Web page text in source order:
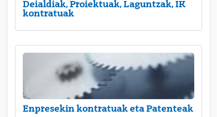
Deialdiak, Proiektuak, Laguntzak, IK
kontratuak
Enpresekin kontratuak eta Patenteak